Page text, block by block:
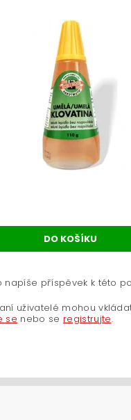
napíše příspěvek k této
uživatelé mohou
se nebo se registrujte.